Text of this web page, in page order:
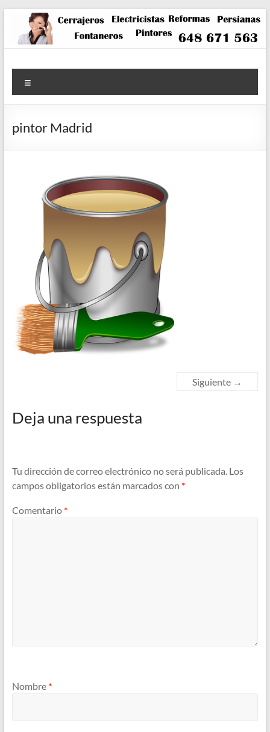
contenido
pintor Madrid
Siguiente →
Deja una respuesta
Tu dirección de correo electrónico no será publicada. Los
campos obligatorios están marcados con *
Comentario *
Nombre *